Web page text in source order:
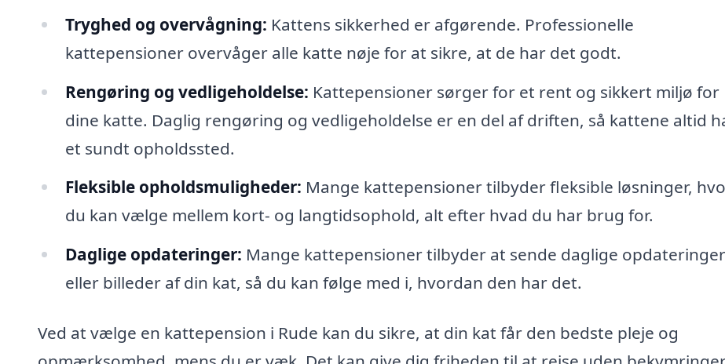
Tryghed og overvågning: Kattens sikkerhed er afgørende. Professionelle
kattepensioner overvåger alle katte nøje for at sikre, at de har det godt.
Rengøring og vedligeholdelse: Kattepensioner sørger for et rent og sikkert miljø for
dine katte. Daglig rengøring og vedligeholdelse er en del af driften, så kattene altid
et sundt opholdssted.
Fleksible opholdsmuligheder: Mange kattepensioner tilbyder fleksible løsninger,
du kan vælge mellem kort- og langtidsophold, alt efter hvad du har brug for.
Daglige opdateringer: Mange kattepensioner tilbyder at sende daglige opdateringer
eller billeder af din kat, så du kan følge med i, hvordan den har det.
Ved at vælge en kattepension i Rude kan du sikre, at din kat får den bedste pleje og